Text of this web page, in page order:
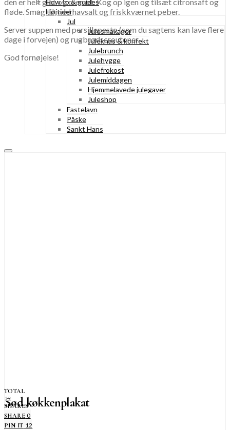
How to & guides
Højtider
Jul
Julesmåkager
Juleknas & konfekt
Julebrunch
Julehygge
Julefrokost
Julemiddagen
Hjemmelavede julegaver
Juleshop
Fastelavn
Påske
Sankt Hans
Sød køkkenplakat
den er helt glat og cremet. Kog op igen og tilsæt citronsaft og
fløde. Smag til med havsalt og friskkværnet peber.
Server suppen med persillepesto (som du sagtens kan lave flere
dage i forvejen) og rugbrødscroutoner.
God fornøjelse!
TOTAL
12
SHARES
SHARE 0
PIN IT 12